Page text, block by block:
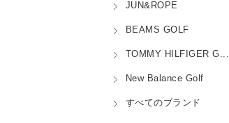
JUN&ROPE
BEAMS GOLF
TOMMY HILFIGER G...
New Balance Golf
すべてのブランド